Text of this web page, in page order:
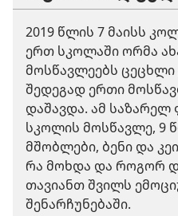
2019 წლის 7 მაისს
ერთ სკოლაში ორმა
მოსწავლეებს
შედეგად ერთი
დაშავდა. ამ საზარელ
სკოლის მოსწავლე, 9
მშობლები, ბენი და
რა მოხდა და როგორ
თავიანთ შვილს
შენარჩუნებაში.